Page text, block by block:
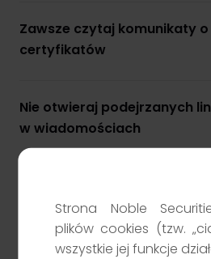
Klient TGE
doradztwo, jak i rozwiązania techniczne.
Zawsze czytaj komunikaty o
certyfikatów
Nie otwieraj podejrzanych
w wiadomościach
Zachowaj czujność, kiedy
Strona Noble
plików cookies (tzw.
wszystkie jej funkcje